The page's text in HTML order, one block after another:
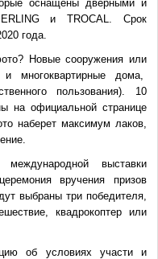
оснащены дверными и
и TROCAL. Срок
года.
Новые сооружения или
многоквартирные дома,
пользования). 10
на официальной странице
наберет максимум лаков,
выставки
вручения призов
выбраны три победителя,
квадрокоптер или
об условиях участи и